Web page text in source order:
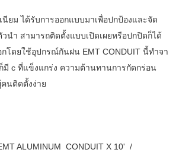
นียม ได้รับการออกแบบมาเพื่อปกป้องและจัด
วนำ สามารถติดตั้งแบบเปิดเผยหรือปกปิดก็ได้
โดยใช้อุปกรณ์กันฝน EMT CONDUIT นี้ทำจา
มี c ที่แข็งแกร่ง ความต้านทานการกัดกร่อน
นติดตั้งง่าย
ALUMINUM CONDUIT X 10' /